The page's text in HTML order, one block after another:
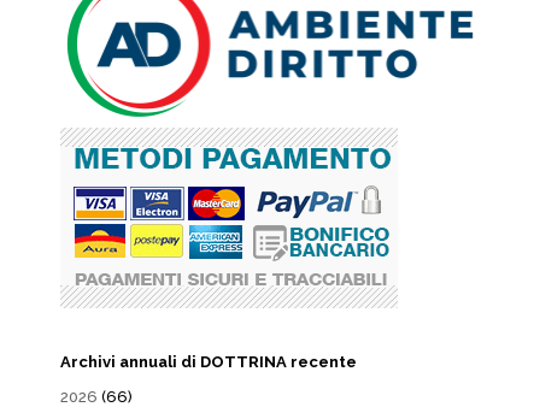
Archivi annuali di DOTTRINA recente
2026 (66)